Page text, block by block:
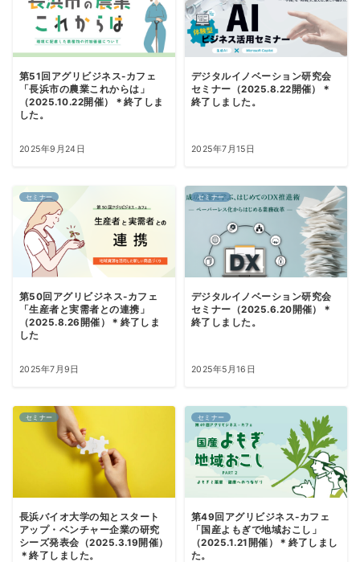
第51回アグリビジネス-カフェ
「長浜市の農業これからは」
（2025.10.22開催）＊終了しま
した。
2025年9月24日
デジタルイノベーション研究会
セミナー（2025.8.22開催）＊
終了しました。
2025年7月15日
セミナー
第50回アグリビジネス-カフェ
「生産者と実需者との連携」
（2025.8.26開催）＊終了しま
した
2025年7月9日
セミナー
デジタルイノベーション研究会
セミナー（2025.6.20開催）＊
終了しました。
2025年5月16日
セミナー
長浜バイオ大学の知とスタート
アップ・ベンチャー企業の研究
シーズ発表会（2025.3.19開催）
＊終了しました。
セミナー
第49回アグリビジネス-カフェ
「国産よもぎで地域おこし」
（2025.1.21開催）＊終了しまし
た。